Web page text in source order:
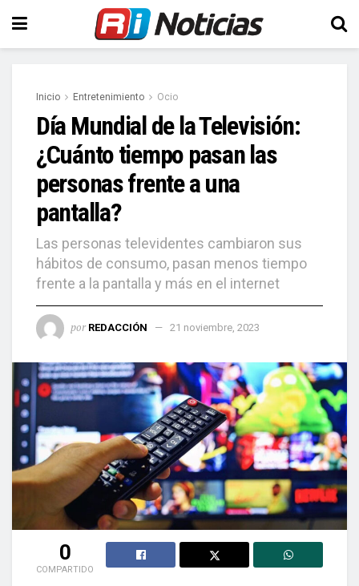
Inicio Entretenimiento Ocio
Día Mundial de la Televisión:
¿Cuánto tiempo pasan las
personas frente a una
pantalla?
Las personas televidentes cambiaron sus
hábitos de consumo, pasan menos tiempo
frente a la pantalla y más en el internet
por REDACCIÓN 21 noviembre, 2023
0
COMPARTIDO